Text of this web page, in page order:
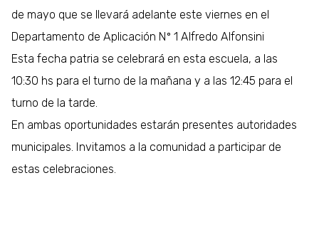
de mayo que se llevará adelante este viernes en el
Departamento de Aplicación Nº 1 Alfredo Alfonsini
Esta fecha patria se celebrará en esta escuela, a las
10:30 hs para el turno de la mañana y a las 12:45 para el
turno de la tarde.
En ambas oportunidades estarán presentes autoridades
municipales. Invitamos a la comunidad a participar de
estas celebraciones.